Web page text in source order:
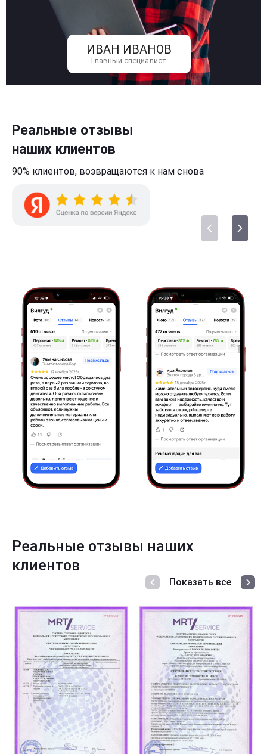
ИВАН ИВАНОВ
Главный специалист
Реальные отзывы
наших клиентов
90% клиентов, возвращаются к нам снова
Реальные отзывы наших
клиентов
Показать все